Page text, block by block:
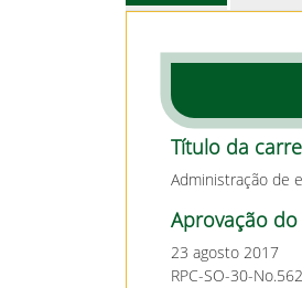
Título da
Administração de
Aprovação do
23 agosto 2017
RPC-SO-30-